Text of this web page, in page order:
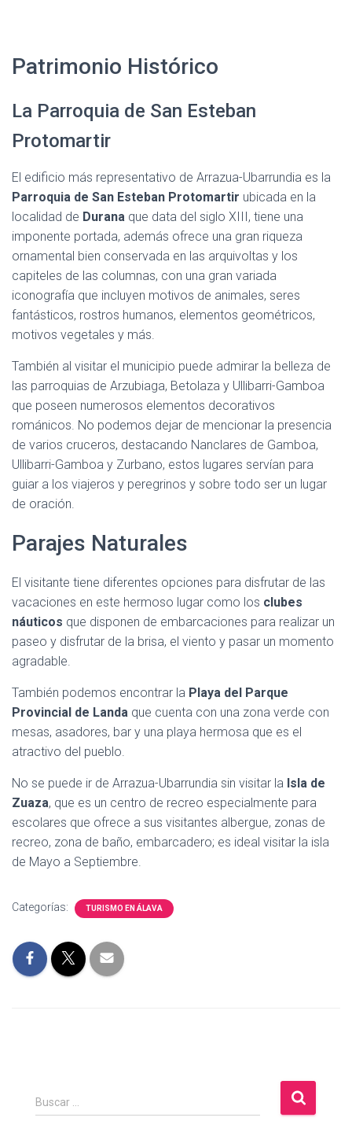
Patrimonio Histórico
La Parroquia de San Esteban
Protomartir
El edificio más representativo de Arrazua-Ubarrundia es la
Parroquia de San Esteban Protomartir ubicada en la
localidad de Durana que data del siglo XIII, tiene una
imponente portada, además ofrece una gran riqueza
ornamental bien conservada en las arquivoltas y los
capiteles de las columnas, con una gran variada
iconografía que incluyen motivos de animales, seres
fantásticos, rostros humanos, elementos geométricos,
motivos vegetales y más.
También al visitar el municipio puede admirar la belleza de
las parroquias de Arzubiaga, Betolaza y Ullibarri-Gamboa
que poseen numerosos elementos decorativos
románicos. No podemos dejar de mencionar la presencia
de varios cruceros, destacando Nanclares de Gamboa,
Ullibarri-Gamboa y Zurbano, estos lugares servían para
guiar a los viajeros y peregrinos y sobre todo ser un lugar
de oración.
Parajes Naturales
El visitante tiene diferentes opciones para disfrutar de las
vacaciones en este hermoso lugar como los clubes
náuticos que disponen de embarcaciones para realizar un
paseo y disfrutar de la brisa, el viento y pasar un momento
agradable.
También podemos encontrar la Playa del Parque
Provincial de Landa que cuenta con una zona verde con
mesas, asadores, bar y una playa hermosa que es el
atractivo del pueblo.
No se puede ir de Arrazua-Ubarrundia sin visitar la Isla de
Zuaza, que es un centro de recreo especialmente para
escolares que ofrece a sus visitantes albergue, zonas de
recreo, zona de baño, embarcadero; es ideal visitar la isla
de Mayo a Septiembre.
Categorías: TURISMO EN ÁLAVA
B
u
Buscar …